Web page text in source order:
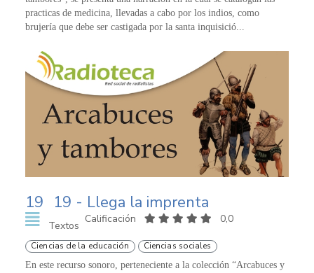
practicas de medicina, llevadas a cabo por los indios, como
brujería que debe ser castigada por la santa inquisició...
19 19 - Llega la imprenta
Textos
Calificación 0,0
Ciencias de la educación Ciencias sociales
En este recurso sonoro, perteneciente a la colección “Arcabuces y